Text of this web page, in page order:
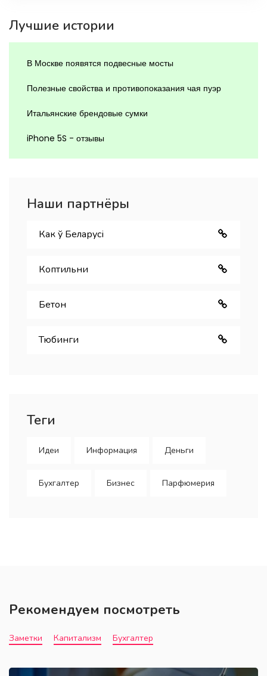
Лучшие истории
В Москве появятся подвесные мосты
Полезные свойства и противопоказания чая пуэр
Итальянские брендовые сумки
iPhone 5S - отзывы
Наши партнёры
Как ў Беларуcі
Коптильни
Бетон
Тюбинги
Теги
Идеи Информация Деньги
Бухгалтер Бизнес Парфюмерия
Рекомендуем посмотреть
Заметки Капитализм Бухгалтер